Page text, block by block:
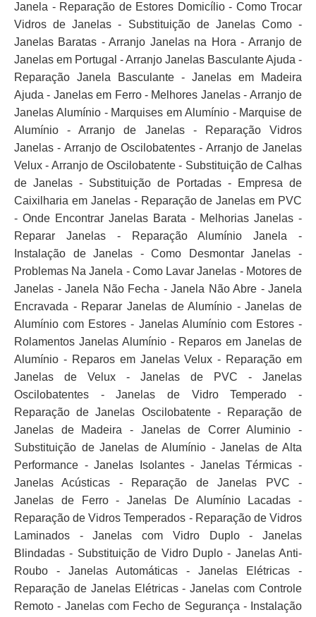
Janela - Reparação de Estores Domicílio - Como Trocar
Vidros de Janelas - Substituição de Janelas Como -
Janelas Baratas - Arranjo Janelas na Hora - Arranjo de
Janelas em Portugal - Arranjo Janelas Basculante Ajuda -
Reparação Janela Basculante - Janelas em Madeira
Ajuda - Janelas em Ferro - Melhores Janelas - Arranjo de
Janelas Alumínio - Marquises em Alumínio - Marquise de
Alumínio - Arranjo de Janelas - Reparação Vidros
Janelas - Arranjo de Oscilobatentes - Arranjo de Janelas
Velux - Arranjo de Oscilobatente - Substituição de Calhas
de Janelas - Substituição de Portadas - Empresa de
Caixilharia em Janelas - Reparação de Janelas em PVC
- Onde Encontrar Janelas Barata - Melhorias Janelas -
Reparar Janelas - Reparação Alumínio Janela -
Instalação de Janelas - Como Desmontar Janelas -
Problemas Na Janela - Como Lavar Janelas - Motores de
Janelas - Janela Não Fecha - Janela Não Abre - Janela
Encravada - Reparar Janelas de Alumínio - Janelas de
Alumínio com Estores - Janelas Alumínio com Estores -
Rolamentos Janelas Alumínio - Reparos em Janelas de
Alumínio - Reparos em Janelas Velux - Reparação em
Janelas de Velux - Janelas de PVC - Janelas
Oscilobatentes - Janelas de Vidro Temperado -
Reparação de Janelas Oscilobatente - Reparação de
Janelas de Madeira - Janelas de Correr Aluminio -
Substituição de Janelas de Alumínio - Janelas de Alta
Performance - Janelas Isolantes - Janelas Térmicas -
Janelas Acústicas - Reparação de Janelas PVC -
Janelas de Ferro - Janelas De Alumínio Lacadas -
Reparação de Vidros Temperados - Reparação de Vidros
Laminados - Janelas com Vidro Duplo - Janelas
Blindadas - Substituição de Vidro Duplo - Janelas Anti-
Roubo - Janelas Automáticas - Janelas Elétricas -
Reparação de Janelas Elétricas - Janelas com Controle
Remoto - Janelas com Fecho de Segurança - Instalação